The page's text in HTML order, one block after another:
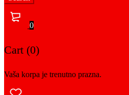
0
Cart (0)
Vaša korpa je trenutno prazna.